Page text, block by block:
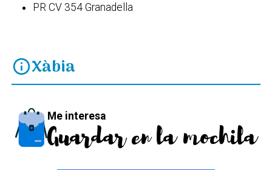
PR CV 354 Granadella
infoXàbia
Me interesa
Guardar en la mochila